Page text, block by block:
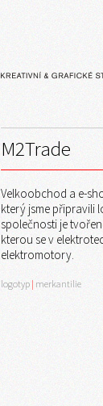
M2Trade
Velkoobchod a e-
který jsme připravili
společnosti je
kterou se v
elektromotory.
logotyp | merkantilie